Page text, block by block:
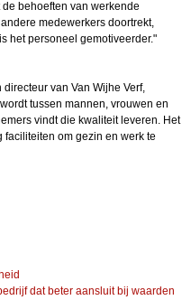
behoeften van werkende
medewerkers doortrekt,
het personeel gemotiveerder."
van Van Wijhe Verf,
tussen mannen, vrouwen en
vindt die kwaliteit leveren. Het
om gezin en werk te
dat beter aansluit bij waarden